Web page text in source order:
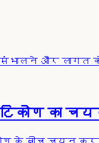
और लागत
का